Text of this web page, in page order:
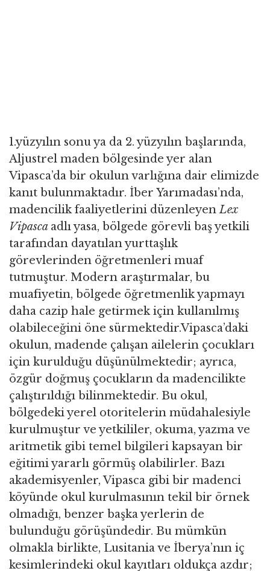
1.yüzyılın sonu ya da 2. yüzyılın başlarında,
Aljustrel maden bölgesinde yer alan
Vipasca’da bir okulun varlığına dair elimizde
kanıt bulunmaktadır. İber Yarımadası’nda,
madencilik faaliyetlerini düzenleyenLex
Vipasca adlı yasa, bölgede görevli baş yetkili
tarafından dayatılan yurttaşlık
görevlerinden öğretmenleri muaf
tutmuştur. Modern araştırmalar, bu
muafiyetin, bölgede öğretmenlik yapmayı
daha cazip hale getirmek için kullanılmış
olabileceğini öne sürmektedir.Vipasca’daki
okulun, madende çalışan ailelerin çocukları
için kurulduğu düşünülmektedir; ayrıca,
özgür doğmuş çocukların da madencilikte
çalıştırıldığı bilinmektedir. Bu okul,
bölgedeki yerel otoritelerin müdahalesiyle
kurulmuştur ve yetkililer, okuma, yazma ve
aritmetik gibi temel bilgileri kapsayan bir
eğitimi yararlı görmüş olabilirler. Bazı
akademisyenler, Vipasca gibi bir madenci
köyünde okul kurulmasının tekil bir örnek
olmadığı, benzer başka yerlerin de
bulunduğu görüşündedir. Bu mümkün
olmakla birlikte, Lusitania ve İberya’nın iç
kesimlerindeki okul kayıtları oldukça azdır;